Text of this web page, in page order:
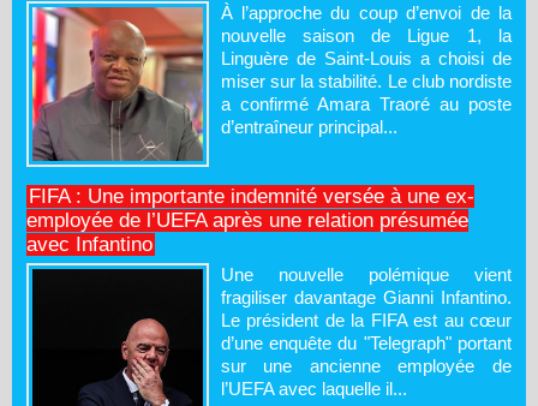
À l’approche du coup d’envoi de la
nouvelle saison de Ligue 1, la
Linguère de Saint-Louis a choisi de
miser sur la stabilité. Le club nordiste
a confirmé Amara Traoré au poste
d’entraîneur principal...
FIFA : Une importante indemnité versée à une ex-
employée de l’UEFA après une relation présumée
avec Infantino
Une nouvelle polémique vient
fragiliser davantage Gianni Infantino.
Le président de la FIFA est au cœur
d’une enquête du "Telegraph" portant
sur une ancienne employée de
l’UEFA avec laquelle il...